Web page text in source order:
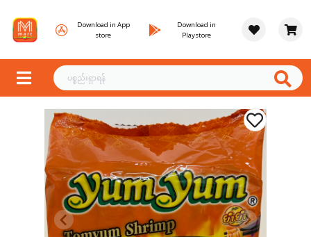
Download in App
store
Download in
Playstore